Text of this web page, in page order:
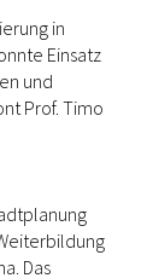
in
Einsatz
und
Prof. Timo
Das